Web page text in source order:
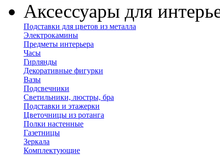
Аксессуары для
Подставки для цветов из металла
Электрокамины
Предметы интерьера
Часы
Гирлянды
Декоративные фигурки
Вазы
Подсвечники
Светильники, люстры, бра
Подставки и этажерки
Цветочницы из ротанга
Полки настенные
Газетницы
Зеркала
Комплектующие